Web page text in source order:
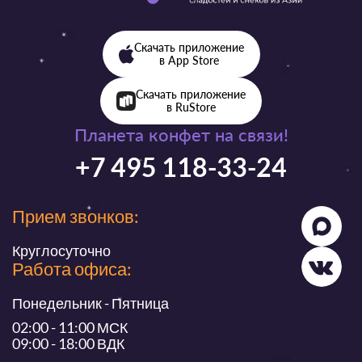
Планета конфет на связи!
+7 495 118-33-24
Прием звонков:
Круглосуточно
Работа офиса:
Понедельник - Пятница
02:00 - 11:00 МСК
09:00 - 18:00 ВДК
Скачать приложение
в App Store
Скачать приложение
в RuStore